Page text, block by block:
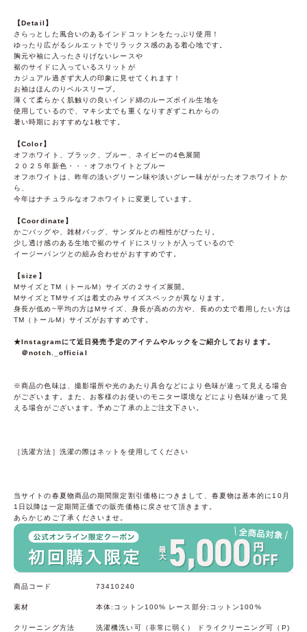
【Detail】
さらっとした風合いのあるインドコットンをたっぷり使用！
ゆったり広がるシルエットでリラックス感のある着心地です。
胸元や袖に入ったさりげないレースや
裾のサイドに入っているスリットが
カジュアル過ぎず大人の印象に見せてくれます！
お袖はほんのりベルスリーブ。
薄くて柔らかく肌触りの良いインド綿のルーズボイル生地を
使用しているので、マキシ丈でも重くなりすぎずこれからの
暑い時期におすすめな1枚です。
【Color】
オフホワイト、ブラック、ブルー、ネイビーの4色展開
２０２５年新色・・・オフホワイトとブルー
オフホワイトは、昨年の淡いグリーン味や淡いグレー味ががったオフホワイトか
ら、
今年はナチュラルなオフホワイトに変更しています。
【Coordinate】
かごバッグや、雑材バッグ、サンダルとの相性がぴったり。
少し透け感のある生地で裾のサイドにスリットが入っているので
イージーパンツとの組み合わせがおすすめです。
【size】
MサイズとTM（トールM）サイズの２サイズ展開。
MサイズとTMサイズは着丈のみサイズスペックが異なります。
身長が低め~平均の方はMサイズ、身長が高めの方や、長めの丈で着用したい方は
TM（トールM）サイズがおすすめです。
★Instagramにて近日発売予定のアイテムやルックをご紹介しております。
＠notch._official
※商品の色味は、撮影場所や光のあたり具合などにより色味が違って見える場合
がございます。また、お客様のお使いのモニター環境などにより色味が違って見
える場合がございます。予めご了承の上ご注文下さい。
［洗濯方法］洗濯の際はネットを使用してください
当サイトの春夏物商品の期間限定割引価格につきまして、春夏物は基本的に10月
1日以降は一定期間正価での販売価格に戻させて頂きます。
あらかじめご了承くださいませ。
商品コード 73410240
素材 本体:コットン100% レース部分:コットン100%
クリーニング方法 洗濯機洗い可（非常に弱く） ドライクリーニング可（P)